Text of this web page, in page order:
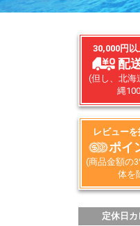
30,000円
配
(但し、北海
縄
レビュー
ポイ
(商品金額の
体を
定休日